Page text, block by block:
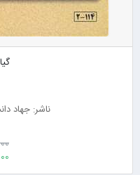
ناشر: جهاد